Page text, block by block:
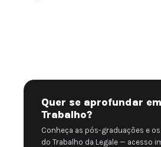
Quer se aprofundar
Trabalho?
Conheça as pós-graduações e
do Trabalho da Legale — acesso